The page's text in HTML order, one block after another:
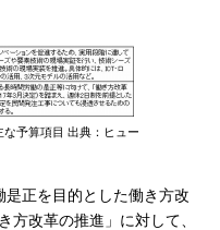
予算項目 出典：ヒュー
正を目的とした働き方改
方改革の推進」に対して、